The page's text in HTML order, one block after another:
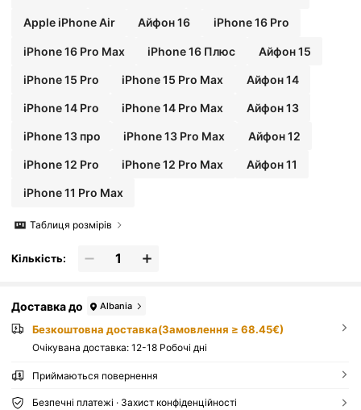
Apple iPhone Air Айфон 16 iPhone 16 Pro
iPhone 16 Pro Max iPhone 16 Плюс Айфон 15
iPhone 15 Pro iPhone 15 Pro Max Айфон 14
iPhone 14 Pro iPhone 14 Pro Max Айфон 13
iPhone 13 про iPhone 13 Pro Max Айфон 12
iPhone 12 Pro iPhone 12 Pro Max Айфон 11
iPhone 11 Pro Max
Таблиця розмірів
Кількість:
Доставка до Albania
Безкоштовна доставка(Замовлення ≥ 68.45€)
Очікувана доставка: 12-18 Робочі дні
Приймаються повернення
Безпечні платежі · Захист конфіденційності